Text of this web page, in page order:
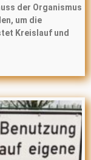
der Organismus
um die
Kreislauf und